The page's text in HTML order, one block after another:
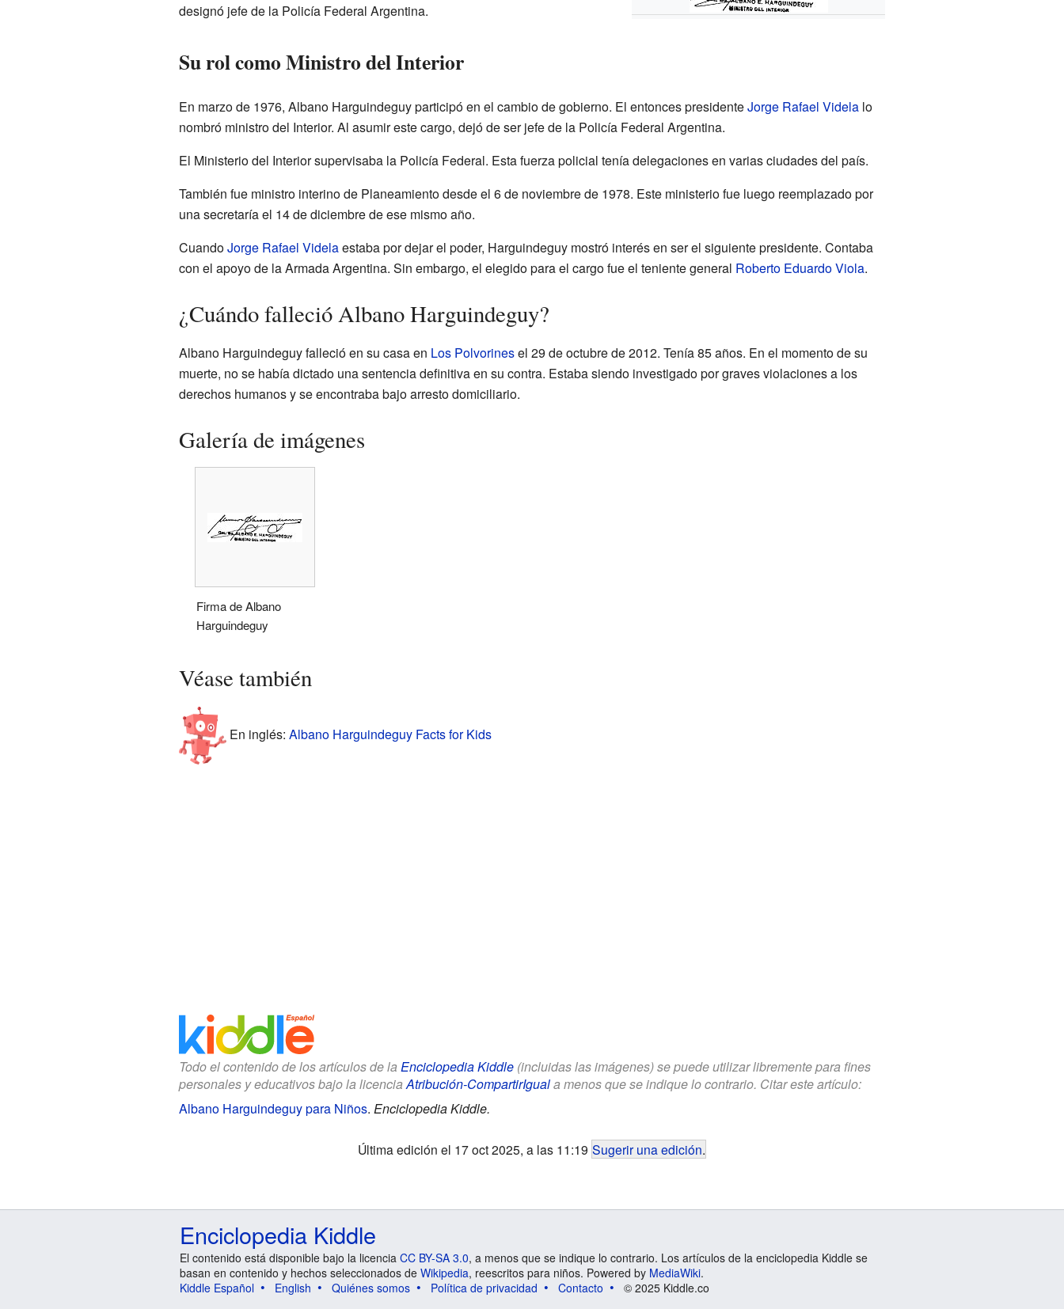
designó jefe de la Policía Federal Argentina.
Su rol como Ministro del Interior
En marzo de 1976, Albano Harguindeguy participó en el cambio de gobierno. El entonces presidenteJorge Rafael Videlalo
nombró ministro del Interior. Al asumir este cargo, dejó de ser jefe de la Policía Federal Argentina.
El Ministerio del Interior supervisaba la Policía Federal. Esta fuerza policial tenía delegaciones en varias ciudades del país.
También fue ministro interino de Planeamiento desde el 6 de noviembre de 1978. Este ministerio fue luego reemplazado por
una secretaría el 14 de diciembre de ese mismo año.
CuandoJorge Rafael Videlaestaba por dejar el poder, Harguindeguy mostró interés en ser el siguiente presidente. Contaba
con el apoyo de la Armada Argentina. Sin embargo, el elegido para el cargo fue el teniente general Roberto Eduardo Viola.
¿Cuándo falleció Albano Harguindeguy?
Albano Harguindeguy falleció en su casa en Los Polvorinesel 29 de octubre de 2012. Tenía 85 años. En el momento de su
muerte, no se había dictado una sentencia definitiva en su contra. Estaba siendo investigado por graves violaciones a los
derechos humanos y se encontraba bajo arresto domiciliario.
Galería de imágenes
Firma de Albano
Harguindeguy
Véase también
En inglés: Albano Harguindeguy Facts for Kids
Todo el contenido de los artículos de la Enciclopedia Kiddle(incluidas las imágenes) se puede utilizar libremente para fines
personales y educativos bajo la licencia Atribución-CompartirIguala menos que se indique lo contrario. Citar este artículo:
Albano Harguindeguy para Niños. Enciclopedia Kiddle.
Última edición el 17 oct 2025, a las 11:19 Sugerir una edición.
Enciclopedia Kiddle
El contenido está disponible bajo la licencia CC BY-SA 3.0, a menos que se indique lo contrario. Los artículos de la enciclopedia Kiddle se
basan en contenido y hechos seleccionados de Wikipedia, reescritos para niños. Powered by MediaWiki.
Kiddle Español
English Quiénes somos Política de privacidad Contacto © 2025 Kiddle.co